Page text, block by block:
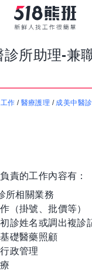
所助理-兼
作 / 醫療護理 / 成美中醫
責的工作內容有：
所相關業務
（掛號、批價等）
診姓名或調出複診
礎醫藥照顧
政管理